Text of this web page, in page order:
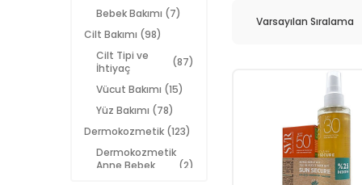
Bebek Bakımı (7)
Cilt Bakımı (98)
Cilt Tipi ve
İhtiyaç
(87)
Vücut Bakımı (15)
Yüz Bakımı (78)
Dermokozmetik (123)
Dermokozmetik
Anne Bebek
(2)